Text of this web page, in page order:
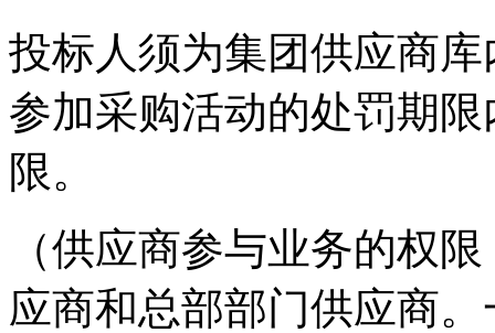
投标人须为集团供应商
参加采购活动的处罚期
限。
（供应商参与业务的权
应商和总部部门供应商